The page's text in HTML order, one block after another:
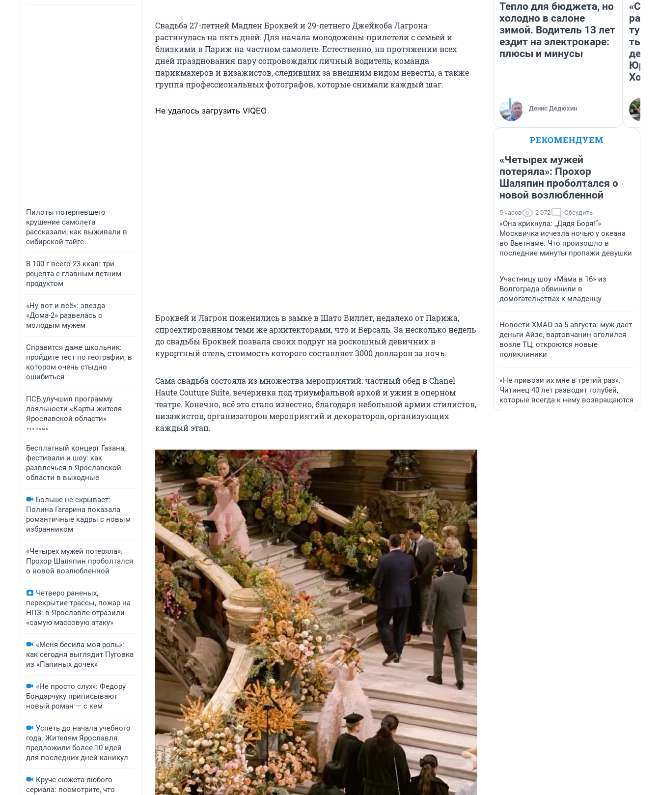
Пилоты потерпевшего
крушение самолета
рассказали, как выживали в
сибирской тайге
В 100 г всего 23 ккал: три
рецепта с главным летним
продуктом
«Ну вот и всё»: звезда
«Дома-2» развелась с
молодым мужем
Справится даже школьник:
пройдите тест по географии, в
котором очень стыдно
ошибиться
ПСБ улучшил программу
лояльности «Карты жителя
Ярославской области»
Бесплатный концерт Газана,
фестивали и шоу: как
развлечься в Ярославской
области в выходные
Больше не скрывает:
Полина Гагарина показала
романтичные кадры с новым
избранником
«Четырех мужей потеряла»:
Прохор Шаляпин проболтался
о новой возлюбленной
Четверо раненых,
перекрытие трассы, пожар на
НПЗ: в Ярославле отразили
«самую массовую атаку»
«Меня бесила моя роль»:
как сегодня выглядит Пуговка
из «Папиных дочек»
«Не просто слух»: Федору
Бондарчуку приписывают
новый роман — с кем
Успеть до начала учебного
года. Жителям Ярославля
предложили более 10 идей
для последних дней каникул
Круче сюжета любого
сериала: посмотрите, что
Свадьба 27-летней Мадлен Броквей и 29-летнего Джейкоба Лагрона
растянулась на пять дней. Для начала молодожены прилетели с семьей и
близкими в Париж на частном самолете. Естественно, на протяжении всех
дней празднования пару сопровождали личный водитель, команда
парикмахеров и визажистов, следивших за внешним видом невесты, а также
группа профессиональных фотографов, которые снимали каждый шаг.
Не удалось загрузить VIQEO
Броквей и Лагрон поженились в замке в Шато Виллет, недалеко от Парижа,
спроектированном теми же архитекторами, что и Версаль. За несколько недель
до свадьбы Броквей позвала своих подруг на роскошный девичник в
курортный отель, стоимость которого составляет 3000 долларов за ночь.
Сама свадьба состояла из множества мероприятий: частный обед в Chanel
Haute Couture Suite, вечеринка под триумфальной аркой и ужин в оперном
театре. Конечно, всё это стало известно, благодаря небольшой армии стилистов,
визажистов, организаторов мероприятий и декораторов, организующих
каждый этап.
Тепло для бюджета, но
холодно в салоне
зимой. Водитель 13 лет
ездит на электрокаре:
плюсы и минусы
Денис Дедюхин
день
РЕКОМЕНДУЕМ
«Четырех мужей
потеряла»: Прохор
Шаляпин проболтался о
новой возлюбленной
5 часов 2 072 Обсудить
«Она крикнула: „Дядя Боря!“»
Москвичка исчезла ночью у океана
во Вьетнаме. Что произошло в
последние минуты пропажи девушки
Участницу шоу «Мама в 16» из
Волгограда обвинили в
домогательствах к младенцу
Новости ХМАО за 5 августа: муж дает
деньги Айзе, вартовчанин оголился
возле ТЦ, откроются новые
поликлиники
«Не привози их мне в третий раз».
Читинец 40 лет разводит голубей,
которые всегда к нему возвращаются